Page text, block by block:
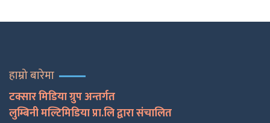
हाम्रो बारेमा
टक्सार मिडिया ग्रुप अन्तर्गत
लुम्बिनी मल्टिमिडिया प्रा.लि द्वारा संचालित